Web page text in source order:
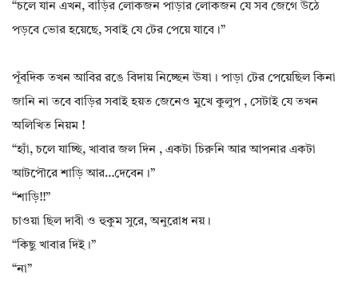
“চলে যান এখন, বাড়ির লোকজন পাড়ার লোকজন যে সব জেগে উঠে
পড়বে ভোর হয়েছে, সবাই যে টের পেয়ে যাবে।”
পূঁবদিক তখন আবির রঙে বিদায় নিচ্ছেন ঊষা। পাড়া টের পেয়েছিল কিনা
জানি না তবে বাড়ির সবাই হয়ত জেনেও মুখে কুলুপ , সেটাই যে তখন
অলিখিত নিয়ম !
“হ্যাঁ, চলে যাচ্ছি, খাবার জল দিন , একটা চিরুনি আর আপনার একটা
আটপৌরে শাড়ি আর…দেবেন।”
“শাড়ি!!”
চাওয়া ছিল দাবী ও হুকুম সুরে, অনুরোধ নয়।
“কিছু খাবার দিই।”
“না”